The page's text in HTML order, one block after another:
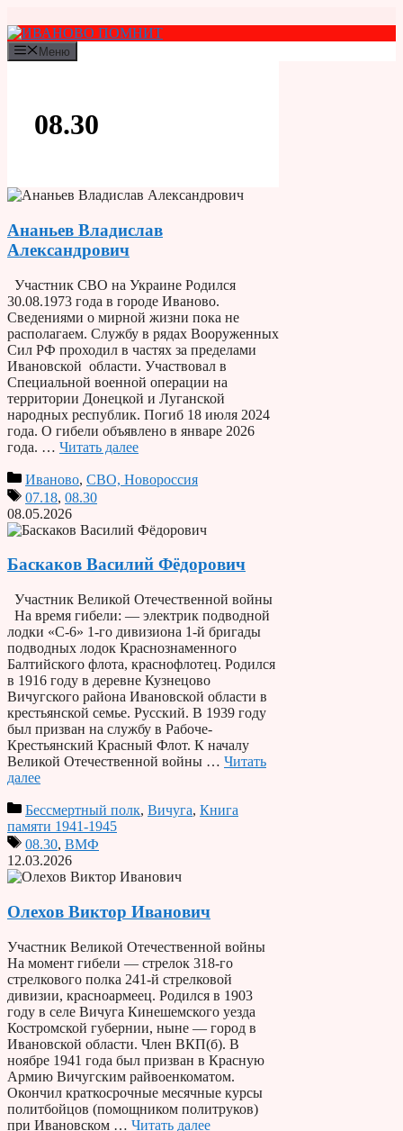
к
содержимому
Меню
08.30
Ананьев Владислав
Александрович
Участник СВО на Украине Родился
30.08.1973 года в городе Иваново.
Сведениями о мирной жизни пока не
располагаем. Службу в рядах Вооруженных
Сил РФ проходил в частях за пределами
Ивановской области. Участвовал в
Специальной военной операции на
территории Донецкой и Луганской
народных республик. Погиб 18 июля 2024
года. О гибели объявлено в январе 2026
года. … Читать далее
Иваново, СВО, Новороссия
07.18, 08.30
08.05.2026
Баскаков Василий Фёдорович
Участник Великой Отечественной войны
На время гибели: — электрик подводной
лодки «С-6» 1-го дивизиона 1-й бригады
подводных лодок Краснознаменного
Балтийского флота, краснофлотец. Родился
в 1916 году в деревне Кузнецово
Вичугского района Ивановской области в
крестьянской семье. Русский. В 1939 году
был призван на службу в Рабоче-
Крестьянский Красный Флот. К началу
Великой Отечественной войны … Читать
далее
Бессмертный полк, Вичуга, Книга
памяти 1941-1945
08.30, ВМФ
12.03.2026
Олехов Виктор Иванович
Участник Великой Отечественной войны
На момент гибели — стрелок 318-го
стрелкового полка 241-й стрелковой
дивизии, красноармеец. Родился в 1903
году в селе Вичуга Кинешемского уезда
Костромской губернии, ныне — город в
Ивановской области. Член ВКП(б). В
ноябре 1941 года был призван в Красную
Армию Вичугским райвоенкоматом.
Окончил краткосрочные месячные курсы
политбойцов (помощником политруков)
при Ивановском … Читать далее